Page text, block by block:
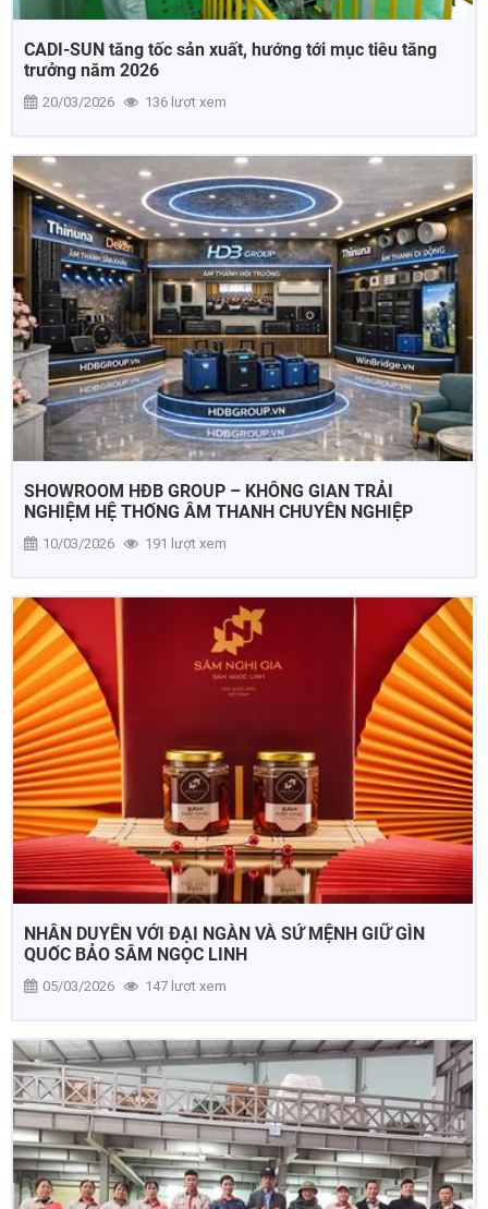
CADI-SUN tăng tốc sản xuất, hướng tới mục tiêu tăng
trưởng năm 2026
20/03/2026 136 lượt xem
SHOWROOM HĐB GROUP – KHÔNG GIAN TRẢI
NGHIỆM HỆ THỐNG ÂM THANH CHUYÊN NGHIỆP
10/03/2026 191 lượt xem
NHÂN DUYÊN VỚI ĐẠI NGÀN VÀ SỨ MỆNH GIỮ GÌN
QUỐC BẢO SÂM NGỌC LINH
05/03/2026 147 lượt xem